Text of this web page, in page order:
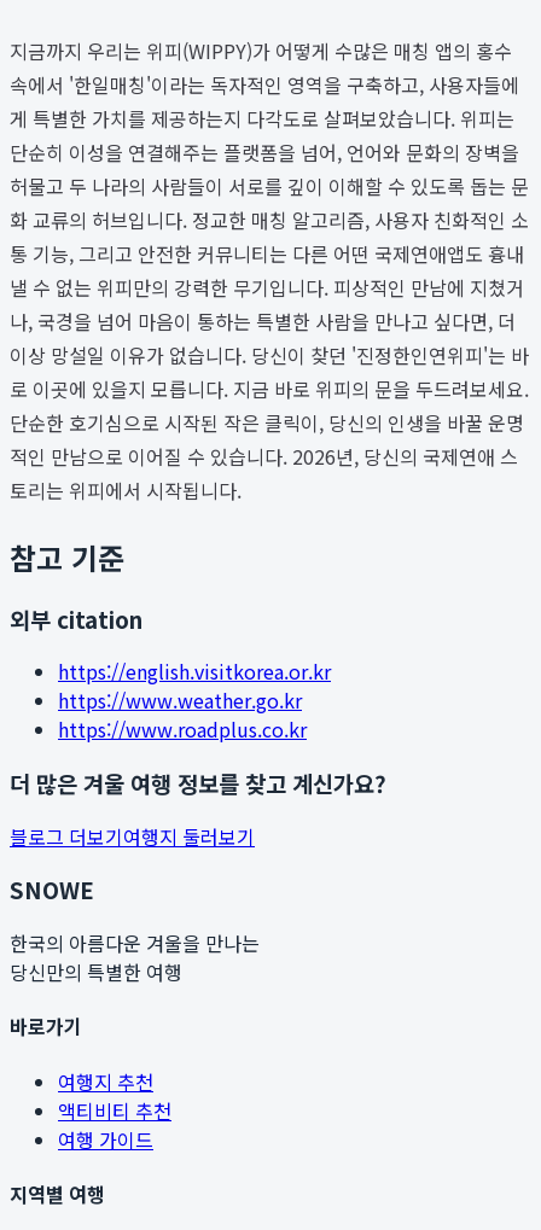
지금까지 우리는 위피(WIPPY)가 어떻게 수많은 매칭 앱의 홍수
속에서 '한일매칭'이라는 독자적인 영역을 구축하고, 사용자들에
게 특별한 가치를 제공하는지 다각도로 살펴보았습니다. 위피는
단순히 이성을 연결해주는 플랫폼을 넘어, 언어와 문화의 장벽을
허물고 두 나라의 사람들이 서로를 깊이 이해할 수 있도록 돕는 문
화 교류의 허브입니다. 정교한 매칭 알고리즘, 사용자 친화적인 소
통 기능, 그리고 안전한 커뮤니티는 다른 어떤 국제연애앱도 흉내
낼 수 없는 위피만의 강력한 무기입니다. 피상적인 만남에 지쳤거
나, 국경을 넘어 마음이 통하는 특별한 사람을 만나고 싶다면, 더
이상 망설일 이유가 없습니다. 당신이 찾던 '진정한인연위피'는 바
로 이곳에 있을지 모릅니다. 지금 바로 위피의 문을 두드려보세요.
단순한 호기심으로 시작된 작은 클릭이, 당신의 인생을 바꿀 운명
적인 만남으로 이어질 수 있습니다. 2026년, 당신의 국제연애 스
토리는 위피에서 시작됩니다.
참고 기준
외부 citation
https://english.visitkorea.or.kr
https://www.weather.go.kr
https://www.roadplus.co.kr
더 많은 겨울 여행 정보를 찾고 계신가요?
블로그 더보기여행지 둘러보기
SNOWE
한국의 아름다운 겨울을 만나는
당신만의 특별한 여행
바로가기
여행지 추천
액티비티 추천
여행 가이드
지역별 여행